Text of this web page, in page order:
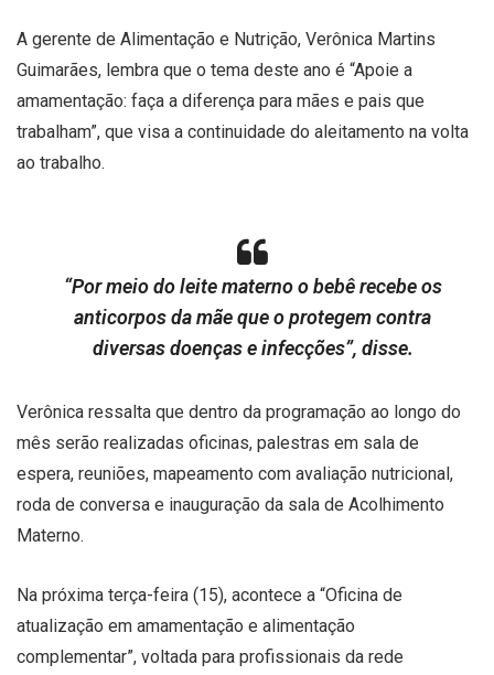
A gerente de Alimentação e Nutrição, Verônica Martins
Guimarães, lembra que o tema deste ano é “Apoie a
amamentação: faça a diferença para mães e pais que
trabalham”, que visa a continuidade do aleitamento na volta
ao trabalho.
“Por meio do leite materno o bebê recebe os
anticorpos da mãe que o protegem contra
diversas doenças e infecções”, disse.
Verônica ressalta que dentro da programação ao longo do
mês serão realizadas oficinas, palestras em sala de
espera, reuniões, mapeamento com avaliação nutricional,
roda de conversa e inauguração da sala de Acolhimento
Materno.
Na próxima terça-feira (15), acontece a “Oficina de
atualização em amamentação e alimentação
complementar”, voltada para profissionais da rede